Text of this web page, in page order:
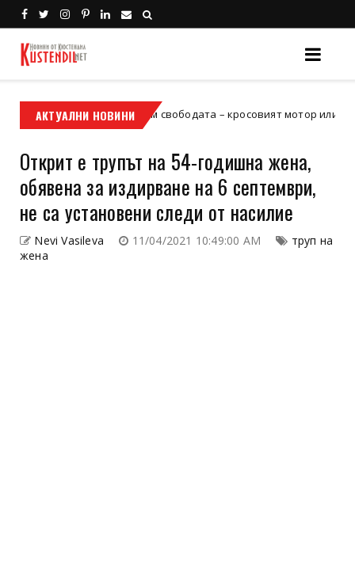
АКТУАЛНИ НОВИНИ
е твоят билет към свободата – кросовият мотор или ATV?
Открит е трупът на 54-годишна жена,
обявена за издирване на 6 септември,
не са установени следи от насилие
Nevi Vasileva 11/04/2021 10:49:00 AM
труп на
жена